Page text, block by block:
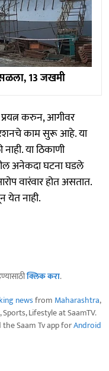
13 जखमी
प्रयत्न करुन, आगीवर
काम सुरू आहे. या
या ठिकाणी
अनेकदा घटना घडले
वारंवार होत असतात.
येत नाही.
क्लिक करा.
newsfrom Maharashtra,
Lifestyle at SaamTV.
Saam Tv app forAndroid